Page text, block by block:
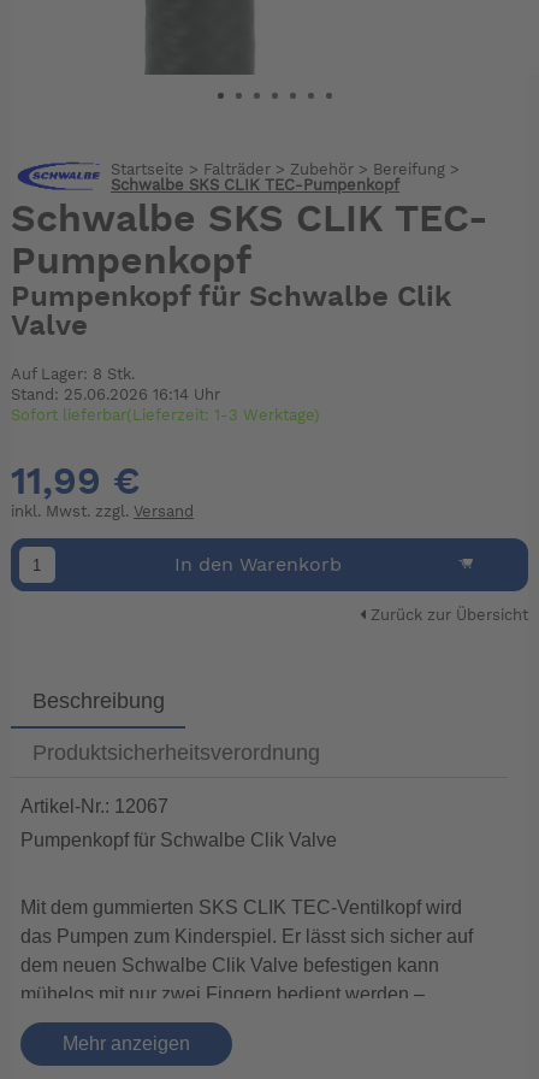
Startseite > Falträder > Zubehör > Bereifung >
Schwalbe SKS CLIK TEC-Pumpenkopf
Schwalbe SKS CLIK TEC-
Pumpenkopf
Pumpenkopf für Schwalbe Clik
Valve
Auf Lager: 8 Stk.
Stand: 25.06.2026 16:14 Uhr
Sofort lieferbar(Lieferzeit: 1-3 Werktage)
11,99 €
inkl. Mwst. zzgl. Versand
In den Warenkorb
Zurück zur Übersicht
Beschreibung
Produktsicherheitsverordnung
Artikel-Nr.: 12067
Pumpenkopf für Schwalbe Clik Valve
Mit dem gummierten SKS CLIK TEC-Ventilkopf wird
das Pumpen zum Kinderspiel. Er lässt sich sicher auf
dem neuen Schwalbe Clik Valve befestigen kann
mühelos mit nur zwei Fingern bedient werden –
schneller und intuitiver geht’s nicht. Druckverlust beim
Abziehen gehört nun ebenso der Vergangenheit an, wie
Mehr anzeigen